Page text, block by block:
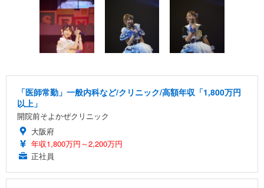
「医師常勤」一般内科など/クリニック/高額年収「1,800万円
以上」
開院前そよかぜクリニック
大阪府
年収1,800万円～2,200万円
正社員